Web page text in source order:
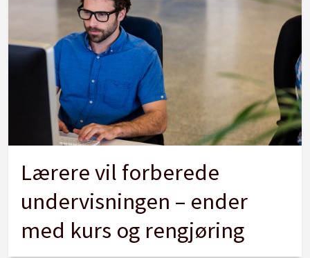
Lærere vil forberede
undervisningen – ender
med kurs og rengjøring